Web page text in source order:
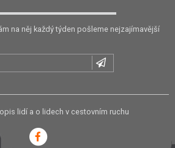
na něj každý týden pošleme nejzajímavější
lidí a o lidech v cestovním ruchu